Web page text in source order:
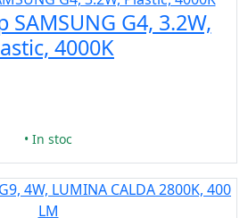
SAMSUNG G4, 3.2W,
4000K
• In stoc